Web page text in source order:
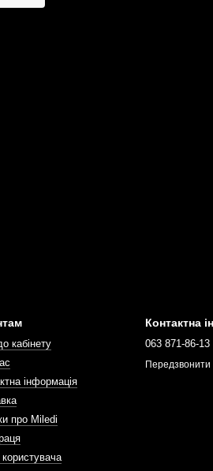
кабінету
інформація
про Miledi
Контактна
063 871-86-13